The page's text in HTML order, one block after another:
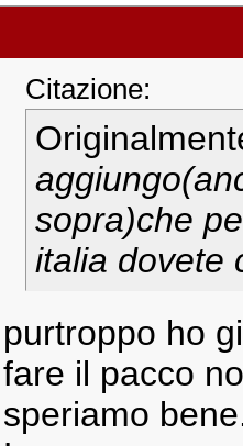
Citazione:
sopra)che
italia dovete
purtroppo ho
fare il pacco
speriamo